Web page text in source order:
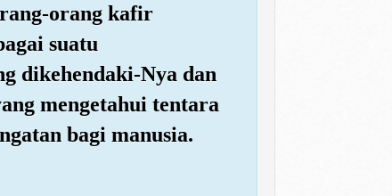
orang kafir
suatu
dikehendaki-Nya dan
mengetahui tentara
bagi manusia.